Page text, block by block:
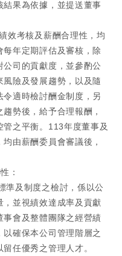
果為依據，並提送董事
效考核及薪酬合理性，均
年定期評估及審核，除
司的貢獻度，並參酌公
險及發展趨勢，以及隨
適時檢討酬金制度，另
勢後，給予合理報酬，
之平衡。 113年度董事及
由薪酬委員會審議後，
：
準及制度之檢討，係以公
並視績效達成率及貢獻
事會及整體團隊之經營績
確保本公司管理階層之
任優秀之管理人才。